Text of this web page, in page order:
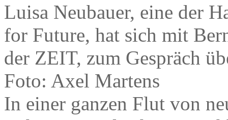
Luisa Neubauer, eine der
for Future, hat sich mit
der ZEIT, zum Gespräch
Foto: Axel Martens
In einer ganzen Flut von